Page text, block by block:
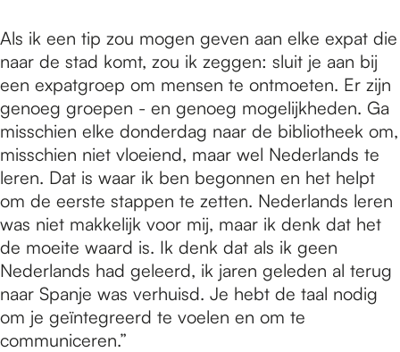
Als ik een tip zou mogen geven aan elke expat die
naar de stad komt, zou ik zeggen: sluit je aan bij
een expatgroep om mensen te ontmoeten. Er zijn
genoeg groepen - en genoeg mogelijkheden. Ga
misschien elke donderdag naar de bibliotheek om,
misschien niet vloeiend, maar wel Nederlands te
leren. Dat is waar ik ben begonnen en het helpt
om de eerste stappen te zetten. Nederlands leren
was niet makkelijk voor mij, maar ik denk dat het
de moeite waard is. Ik denk dat als ik geen
Nederlands had geleerd, ik jaren geleden al terug
naar Spanje was verhuisd. Je hebt de taal nodig
om je geïntegreerd te voelen en om te
communiceren.”